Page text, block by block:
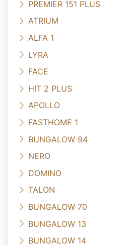
PREMIER 151 PLUS
ATRIUM
ALFA 1
LYRA
FACE
HIT 2 PLUS
APOLLO
FASTHOME 1
BUNGALOW 94
NERO
DOMINO
TALON
BUNGALOW 70
BUNGALOW 13
BUNGALOW 14